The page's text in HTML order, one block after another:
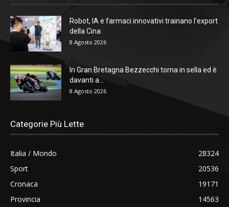
Robot, IA e farmaci innovativi trainano l’export
della Cina
8 Agosto 2026
In Gran Bretagna Bezzecchi torna in sella ed è
davanti a...
8 Agosto 2026
Categorie Più Lette
Italia / Mondo
28324
Sport
20536
Cronaca
19171
Provincia
14563